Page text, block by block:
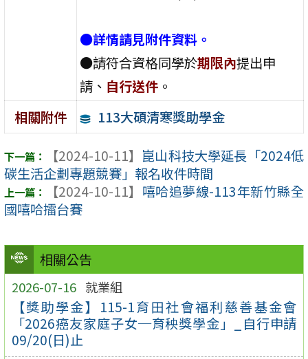
相關公告
2026-07-16 就業組
【獎助學金】115-1育田社會福利慈善基金會
「2026癌友家庭子女─育秧獎學金」_自行申請
09/20(日)止
●詳情請見附件資料。
●請符合資格同學於期限內提出申
請、 自行送件 。
相關附件
113大碩清寒獎助學金
【2024-10-11】 崑山科技大學延長「2024低
碳生活企劃專題競賽」報名收件時間
【2024-10-11】 嘻哈追夢線-113年新竹縣全
國嘻哈擂台賽